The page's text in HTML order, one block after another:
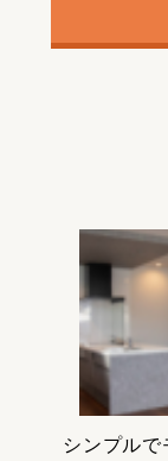
シンプル